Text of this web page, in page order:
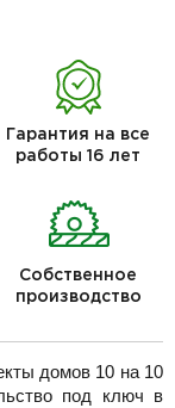
Гарантия на все
работы 16 лет
Собственное
производство
домов 10 на 10
под ключ в